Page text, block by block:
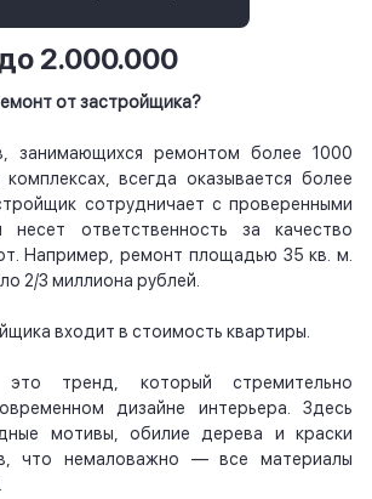
2.000.000
от застройщика?
занимающихся ремонтом более 1000
всегда оказывается более
сотрудничает с проверенными
несет ответственность за качество
Например, ремонт площадью 35 кв. м.
2/3 миллиона рублей.
входит в стоимость квартиры.
тренд, который стремительно
дизайне интерьера. Здесь
мотивы, обилие дерева и краски
что немаловажно — все материалы